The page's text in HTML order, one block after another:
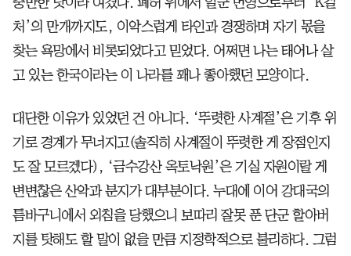
처’의 만개까지도, 이악스럽게 타인과 경쟁하며 자기 몫을
찾는 욕망에서 비롯되었다고 믿었다. 어쩌면 나는 태어나 살
고 있는 한국이라는 이 나라를 꽤나 좋아했던 모양이다.
대단한 이유가 있었던 건 아니다. ‘뚜렷한 사계절’은 기후 위
기로 경계가 무너지고(솔직히 사계절이 뚜렷한 게 장점인지
도 잘 모르겠다), ‘금수강산 옥토낙원’은 기실 자원이랄 게
변변찮은 산악과 분지가 대부분이다. 누대에 이어 강대국의
틈바구니에서 외침을 당했으니 보따리 잘못 푼 단군 할아버
지를 탓해도 할 말이 없을 만큼 지정학적으로 불리하다. 그럼